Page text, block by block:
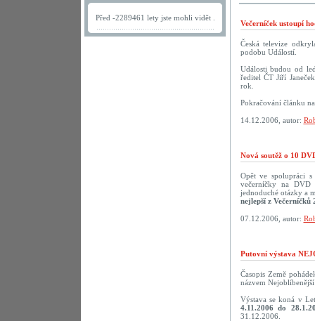
Před -2289461 lety jste mohli vidět .
Večerníček ustoupí
Česká televize
podobu Událostí.
Události budou od
ředitel ČT Jiří
rok.
Pokračování článku
14.12.2006, autor:
Nová soutěž o 10
Opět ve spolupráci
večerníčky na DVD
jednoduché otázky a
nejlepší z Večerníčků
07.12.2006, autor:
Putovní výstava
Časopis Země
názvem
Výstava se koná v
4.11.2006 do
31.12.2006.